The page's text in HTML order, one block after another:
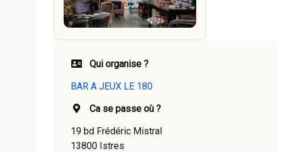
Qui organise ?
BAR A JEUX LE 180
Ca se passe où ?
19 bd Frédéric Mistral
13800 Istres